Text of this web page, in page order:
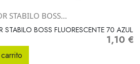
 Vista rápida
STABILO BOSS...
STABILO BOSS FLUORESCENTE 70 AZUL
Precio
1,10 €